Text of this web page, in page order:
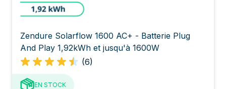
Zendure Solarflow 1600 AC+ - Batterie Plug
And Play 1,92kWh et jusqu'à 1600W
(6)
EN STOCK